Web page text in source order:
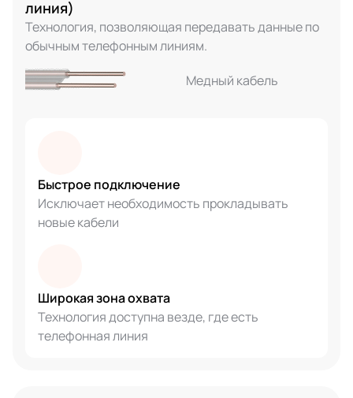
линия)
Технология, позволяющая передавать данные по
обычным телефонным линиям.
Медный кабель
Быстрое подключение
Исключает необходимость прокладывать
новые кабели
Широкая зона охвата
Технология доступна везде, где есть
телефонная линия